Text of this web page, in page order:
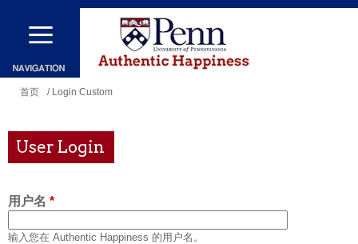
跳
到
主
容
你
这
里
首页 / Login Custom
User Login
用户名 *
输入您在 Authentic Happiness 的用户名。